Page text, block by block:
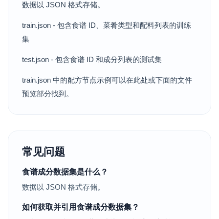
数据以 JSON 格式存储。
train.json - 包含食谱 ID、菜肴类型和配料列表的训练
集
test.json - 包含食谱 ID 和成分列表的测试集
train.json 中的配方节点示例可以在此处或下面的文件
预览部分找到。
常见问题
食谱成分数据集是什么？
数据以 JSON 格式存储。
如何获取并引用食谱成分数据集？